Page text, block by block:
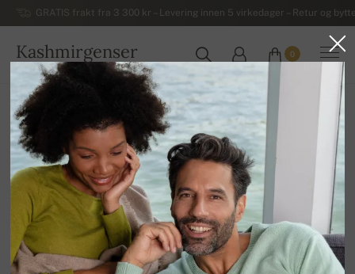
GRATIS frakt fra 3 300 kr – Levering innen 5 virkedager – Retur og
Kashmirgenser
NORGE
0
Hjem
Luksuriøse damegensere i kashmir
Damegensere og vester uten ermer